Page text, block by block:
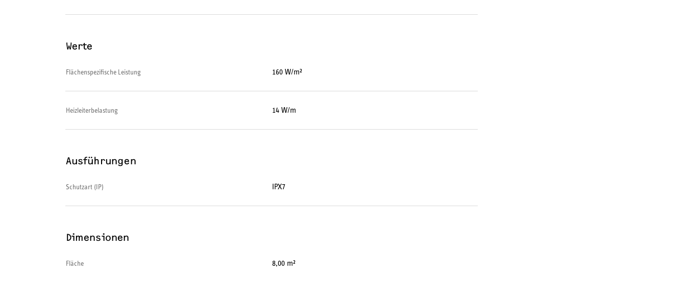
Werte
Flächenspezifische Leistung 160 W/m²
Heizleiterbelastung 14 W/m
Ausführungen
Schutzart (IP) IPX7
Dimensionen
Fläche 8,00 m²